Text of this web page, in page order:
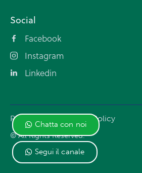
Chatta con noi
Segui il canale
Social
Facebook
Instagram
Linkedin
Privacy Policy Cookie Policy
© All Rights Reserved.